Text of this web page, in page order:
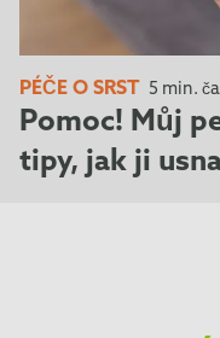
PÉČE O SRST 5 min.
Pomoc! Můj
tipy, jak ji